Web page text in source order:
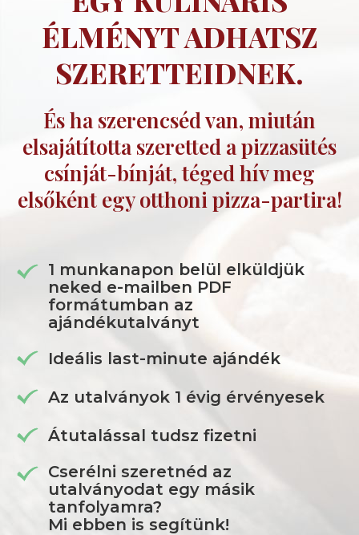
ÉLMÉNYT ADHATSZ
SZERETTEIDNEK.
És ha szerencséd van, miután
elsajátította szeretted a pizzasütés
csínját-bínját, téged hív meg
elsőként egy otthoni pizza-partira!
1 munkanapon belül elküldjük
neked e-mailben PDF
formátumban az
ajándékutalványt
Ideális last-minute ajándék
Az utalványok 1 évig érvényesek
Átutalással tudsz fizetni
Cserélni szeretnéd az
utalványodat egy másik
tanfolyamra?
Mi ebben is segítünk!